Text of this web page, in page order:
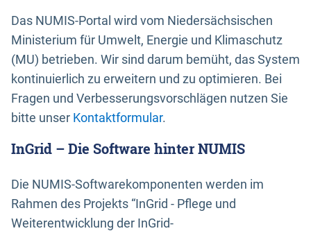
Das NUMIS-Portal wird vom Niedersächsischen
Ministerium für Umwelt, Energie und Klimaschutz
(MU) betrieben. Wir sind darum bemüht, das System
kontinuierlich zu erweitern und zu optimieren. Bei
Fragen und Verbesserungsvorschlägen nutzen Sie
bitte unser Kontaktformular.
InGrid – Die Software hinter NUMIS
Die NUMIS-Softwarekomponenten werden im
Rahmen des Projekts “InGrid - Pflege und
Weiterentwicklung der InGrid-